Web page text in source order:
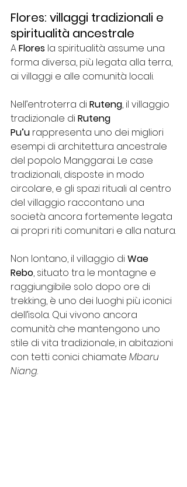
Flores: villaggi tradizionali e
spiritualità ancestrale
A Flores la spiritualità assume una
forma diversa, più legata alla terra,
ai villaggi e alle comunità locali.
Nell’entroterra di Ruteng, il villaggio
tradizionale di Ruteng
Pu’u rappresenta uno dei migliori
esempi di architettura ancestrale
del popolo Manggarai. Le case
tradizionali, disposte in modo
circolare, e gli spazi rituali al centro
del villaggio raccontano una
società ancora fortemente legata
ai propri riti comunitari e alla natura.
Non lontano, il villaggio di Wae
Rebo, situato tra le montagne e
raggiungibile solo dopo ore di
trekking, è uno dei luoghi più iconici
dell’isola. Qui vivono ancora
comunità che mantengono uno
stile di vita tradizionale, in abitazioni
con tetti conici chiamate Mbaru
Niang.